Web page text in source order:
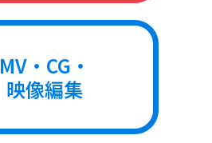
MV・CG・
映像編集